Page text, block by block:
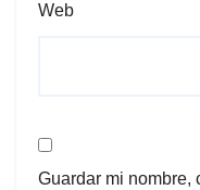
Web
Guardar mi nombre,